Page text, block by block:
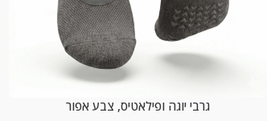
גרבי יוגה ופילאטיס, צבע אפור